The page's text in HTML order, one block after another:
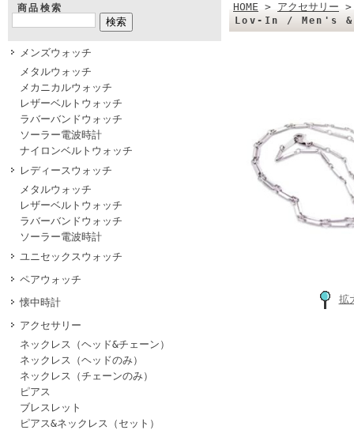
商品検索
メンズウォッチ
メタルウォッチ
メカニカルウォッチ
レザーベルトウォッチ
ラバーバンドウォッチ
ソーラー電波時計
ナイロンベルトウォッチ
レディースウォッチ
メタルウォッチ
レザーベルトウォッチ
ラバーバンドウォッチ
ソーラー電波時計
ユニセックスウォッチ
ペアウォッチ
懐中時計
アクセサリー
ネックレス（ヘッド&チェーン）
ネックレス（ヘッドのみ）
ネックレス（チェーンのみ）
ピアス
ブレスレット
ピアス&ネックレス（セット）
HOME > アクセサリー
Lov-In / Men's &
拡